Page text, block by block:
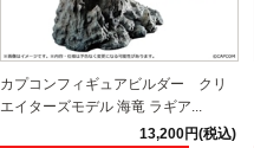
カプコンフィギュアビルダー クリ
エイターズモデル 海竜 ラギア...
13,200円(税込)